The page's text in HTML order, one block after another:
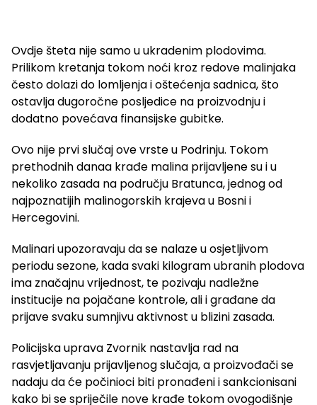
Ovdje šteta nije samo u ukradenim plodovima.
Prilikom kretanja tokom noći kroz redove malinjaka
često dolazi do lomljenja i oštećenja sadnica, što
ostavlja dugoročne posljedice na proizvodnju i
dodatno povećava finansijske gubitke.
Ovo nije prvi slučaj ove vrste u Podrinju. Tokom
prethodnih danaa krađe malina prijavljene su i u
nekoliko zasada na području Bratunca, jednog od
najpoznatijih malinogorskih krajeva u Bosni i
Hercegovini.
Malinari upozoravaju da se nalaze u osjetljivom
periodu sezone, kada svaki kilogram ubranih plodova
ima značajnu vrijednost, te pozivaju nadležne
institucije na pojačane kontrole, ali i građane da
prijave svaku sumnjivu aktivnost u blizini zasada.
Policijska uprava Zvornik nastavlja rad na
rasvjetljavanju prijavljenog slučaja, a proizvođači se
nadaju da će počinioci biti pronađeni i sankcionisani
kako bi se spriječile nove krađe tokom ovogodišnje